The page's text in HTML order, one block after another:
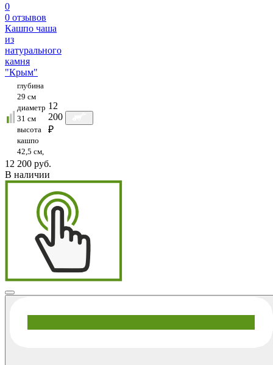
0
0 отзывов
Кашпо чаша
из
натурального
камня
"Крым"
глубина
29 см
диаметр
31 см
высота
кашпо
42,5 см,
12
200
₽
12 200 руб.
В наличии